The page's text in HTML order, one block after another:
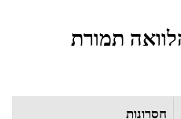
תמורת
חסרונות